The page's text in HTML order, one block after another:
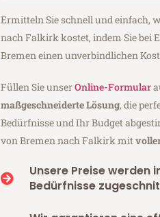
Ermitteln Sie schnell und einfach,
nach Falkirk kostet, indem Sie bei
Bremen einen unverbindlichen
Füllen Sie unserOnline-Formular
maßgeschneiderte Lösung, die
Bedürfnisse und Ihr Budget
von Bremen nach Falkirk mit
Unsere Preise werden
Bedürfnisse